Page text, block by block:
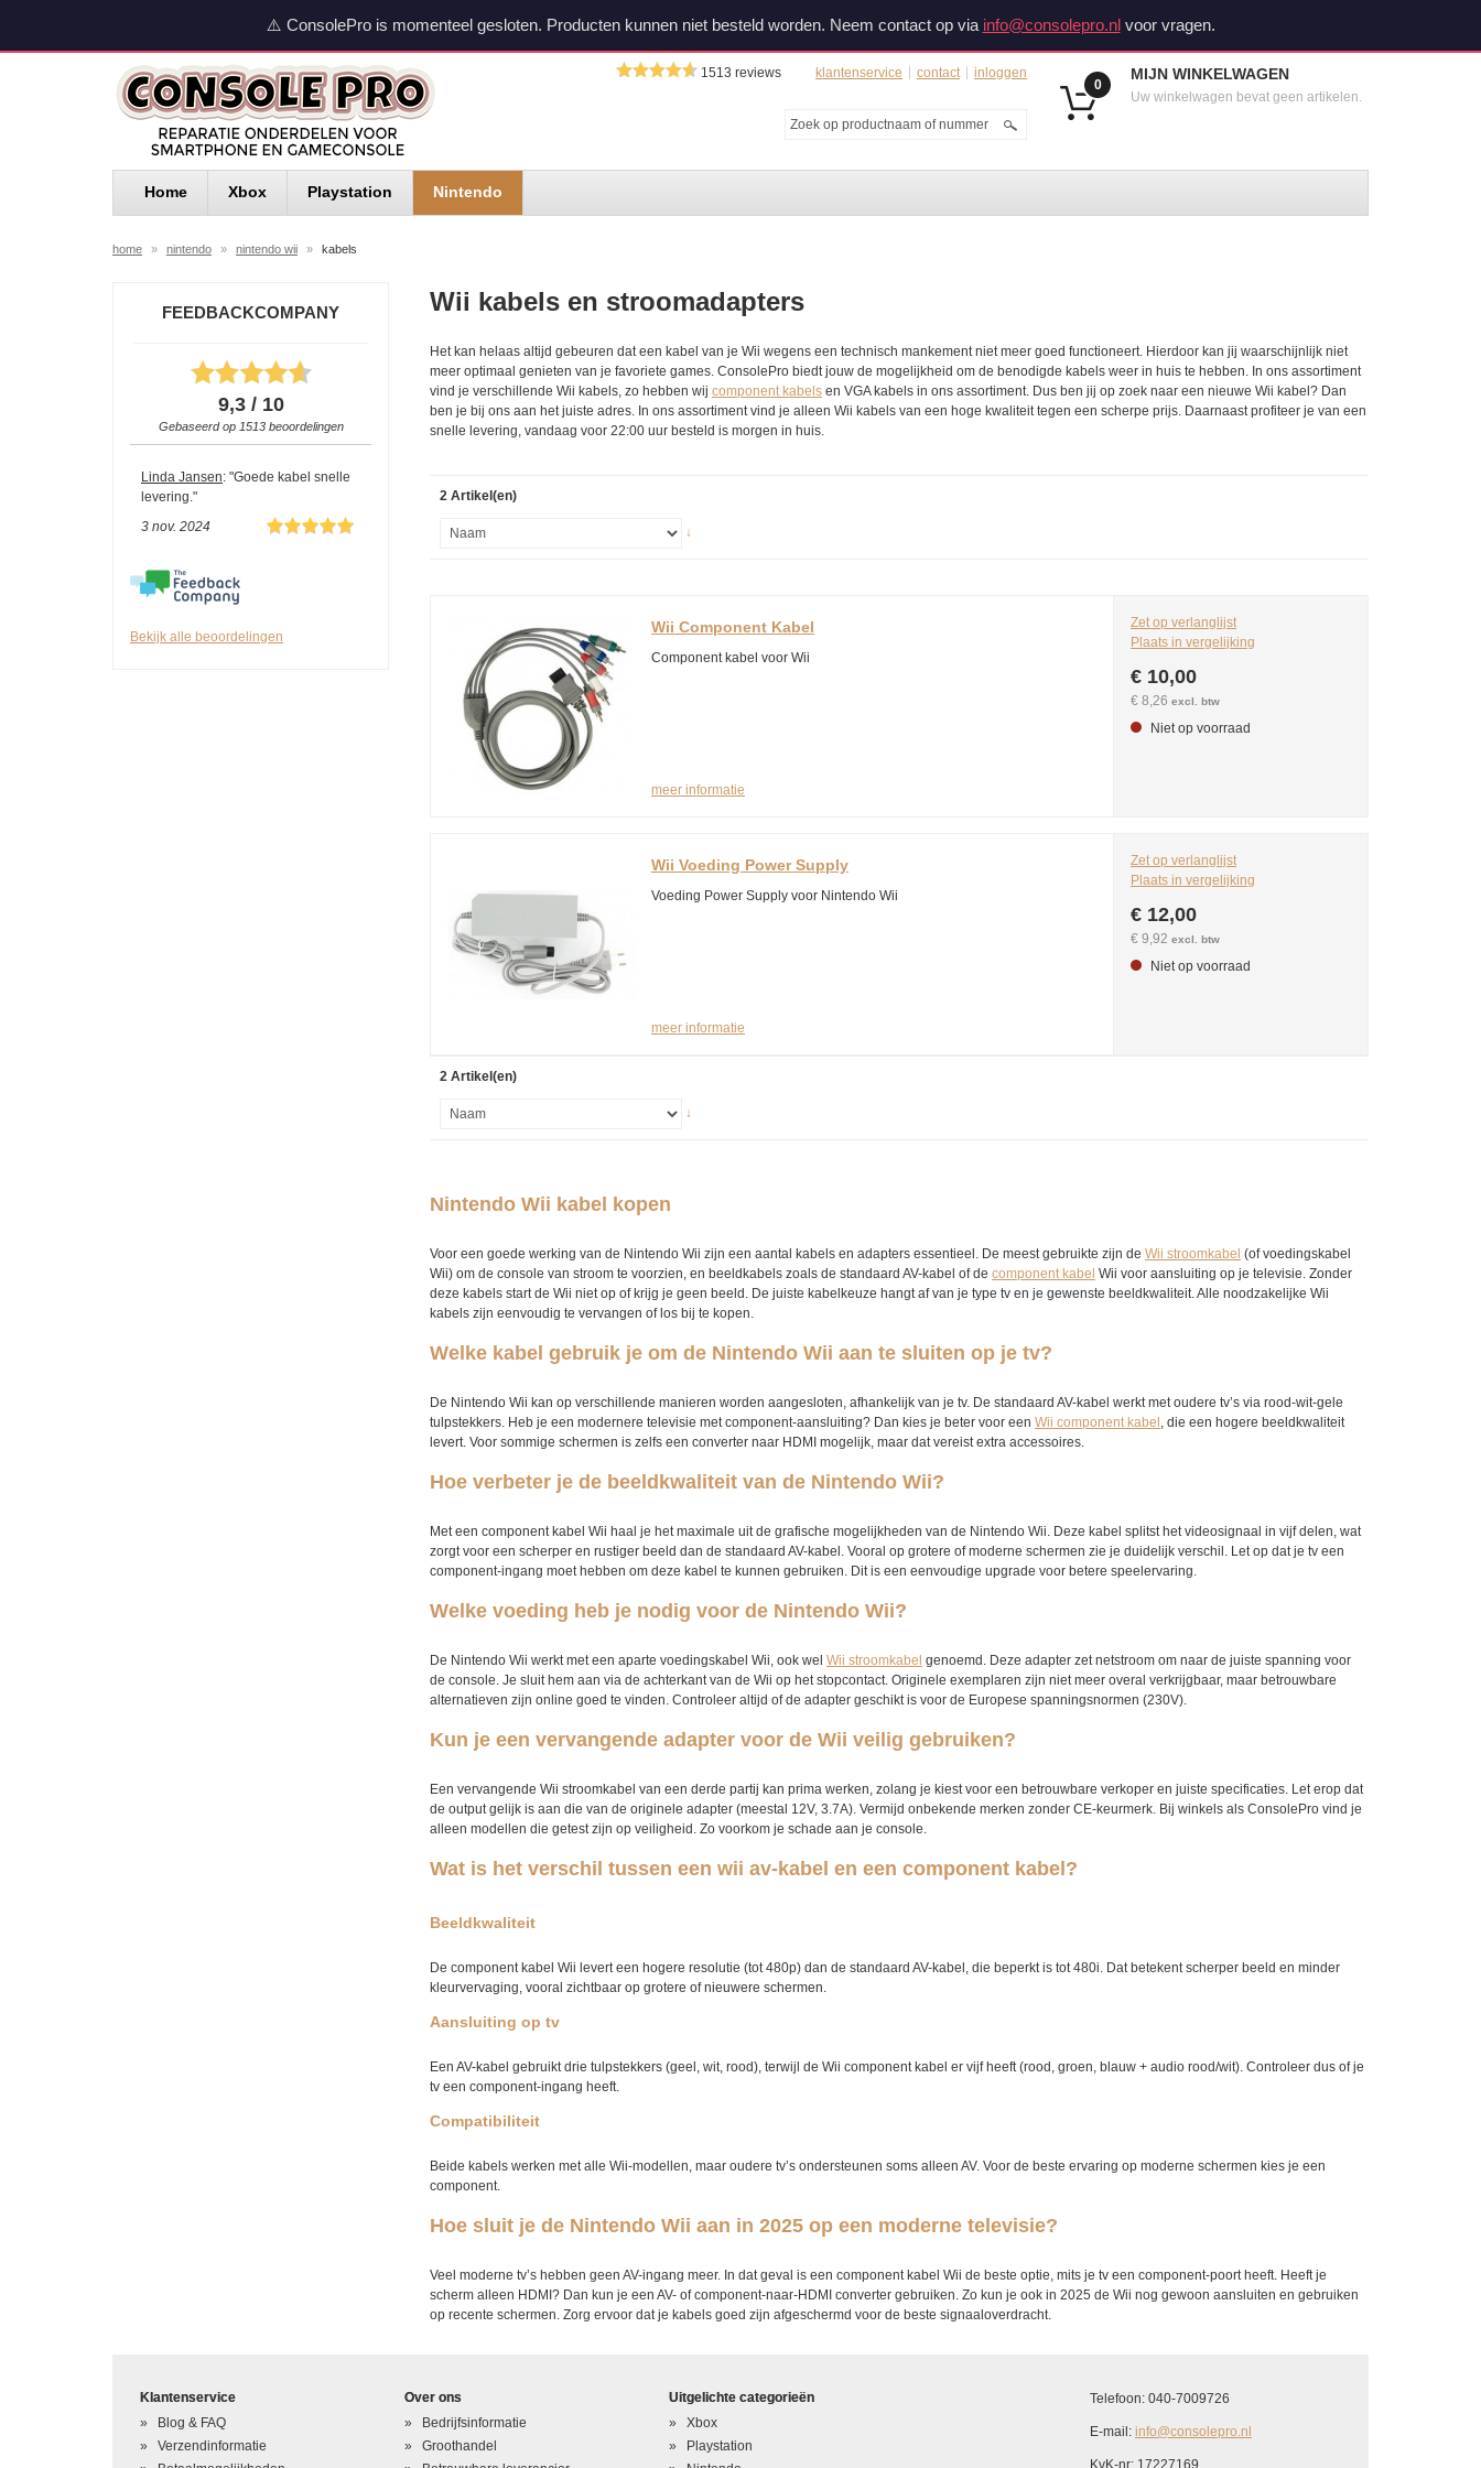
⚠️ ConsolePro is momenteel gesloten. Producten kunnen niet besteld worden. Neem contact op via info@consolepro.nlvoor vragen.
klantenservice contact inloggen
1513 reviews
0
MIJN WINKELWAGEN
Uw winkelwagen bevat geen artikelen.
Home Xbox Playstation Nintendo
home » nintendo » nintendo wii » kabels
FEEDBACKCOMPANY
9,3 / 10
Gebaseerd op 1513beoordelingen
Linda Jansen: "Goede kabel snelle
levering."
3 nov. 2024
Bekijk alle beoordelingen
Wii kabels en stroomadapters
Het kan helaas altijd gebeuren dat een kabel van je Wii wegens een technisch mankement niet meer goed functioneert. Hierdoor kan jij waarschijnlijk niet
meer optimaal genieten van je favoriete games. ConsolePro biedt jouw de mogelijkheid om de benodigde kabels weer in huis te hebben. In ons assortiment
vind je verschillende Wii kabels, zo hebben wij component kabels en VGA kabels in ons assortiment. Dus ben jij op zoek naar een nieuwe Wii kabel? Dan
ben je bij ons aan het juiste adres. In ons assortiment vind je alleen Wii kabels van een hoge kwaliteit tegen een scherpe prijs. Daarnaast profiteer je van een
snelle levering, vandaag voor 22:00 uur besteld is morgen in huis.
2 Artikel(en)
↓
Wii Component Kabel
Component kabel voor Wii
meer informatie
Zet op verlanglijst
Plaats in vergelijking
€ 10,00
€ 8,26 excl. btw
Niet op voorraad
Wii Voeding Power Supply
Voeding Power Supply voor Nintendo Wii
meer informatie
Zet op verlanglijst
Plaats in vergelijking
€ 12,00
€ 9,92 excl. btw
Niet op voorraad
2 Artikel(en)
↓
Nintendo Wii kabel kopen
Voor een goede werking van de Nintendo Wii zijn een aantal kabels en adapters essentieel. De meest gebruikte zijn de Wii stroomkabel (of voedingskabel
Wii) om de console van stroom te voorzien, en beeldkabels zoals de standaard AV-kabel of de component kabel Wii voor aansluiting op je televisie. Zonder
deze kabels start de Wii niet op of krijg je geen beeld. De juiste kabelkeuze hangt af van je type tv en je gewenste beeldkwaliteit. Alle noodzakelijke Wii
kabels zijn eenvoudig te vervangen of los bij te kopen.
Welke kabel gebruik je om de Nintendo Wii aan te sluiten op je tv?
De Nintendo Wii kan op verschillende manieren worden aangesloten, afhankelijk van je tv. De standaard AV-kabel werkt met oudere tv’s via rood-wit-gele
tulpstekkers. Heb je een modernere televisie met component-aansluiting? Dan kies je beter voor een Wii component kabel , die een hogere beeldkwaliteit
levert. Voor sommige schermen is zelfs een converter naar HDMI mogelijk, maar dat vereist extra accessoires.
Hoe verbeter je de beeldkwaliteit van de Nintendo Wii?
Met een component kabel Wii haal je het maximale uit de grafische mogelijkheden van de Nintendo Wii. Deze kabel splitst het videosignaal in vijf delen, wat
zorgt voor een scherper en rustiger beeld dan de standaard AV-kabel. Vooral op grotere of moderne schermen zie je duidelijk verschil. Let op dat je tv een
component-ingang moet hebben om deze kabel te kunnen gebruiken. Dit is een eenvoudige upgrade voor betere speelervaring.
Welke voeding heb je nodig voor de Nintendo Wii?
De Nintendo Wii werkt met een aparte voedingskabel Wii, ook wel Wii stroomkabel genoemd. Deze adapter zet netstroom om naar de juiste spanning voor
de console. Je sluit hem aan via de achterkant van de Wii op het stopcontact. Originele exemplaren zijn niet meer overal verkrijgbaar, maar betrouwbare
alternatieven zijn online goed te vinden. Controleer altijd of de adapter geschikt is voor de Europese spanningsnormen (230V).
Kun je een vervangende adapter voor de Wii veilig gebruiken?
Een vervangende Wii stroomkabel van een derde partij kan prima werken, zolang je kiest voor een betrouwbare verkoper en juiste specificaties. Let erop dat
de output gelijk is aan die van de originele adapter (meestal 12V, 3.7A). Vermijd onbekende merken zonder CE-keurmerk. Bij winkels als ConsolePro vind je
alleen modellen die getest zijn op veiligheid. Zo voorkom je schade aan je console.
Wat is het verschil tussen een wii av-kabel en een component kabel?
Beeldkwaliteit
De component kabel Wii levert een hogere resolutie (tot 480p) dan de standaard AV-kabel, die beperkt is tot 480i. Dat betekent scherper beeld en minder
kleurvervaging, vooral zichtbaar op grotere of nieuwere schermen.
Aansluiting op tv
Een AV-kabel gebruikt drie tulpstekkers (geel, wit, rood), terwijl de Wii component kabel er vijf heeft (rood, groen, blauw + audio rood/wit). Controleer dus of je
tv een component-ingang heeft.
Compatibiliteit
Beide kabels werken met alle Wii-modellen, maar oudere tv’s ondersteunen soms alleen AV. Voor de beste ervaring op moderne schermen kies je een
component.
Hoe sluit je de Nintendo Wii aan in 2025 op een moderne televisie?
Veel moderne tv’s hebben geen AV-ingang meer. In dat geval is een component kabel Wii de beste optie, mits je tv een component-poort heeft. Heeft je
scherm alleen HDMI? Dan kun je een AV- of component-naar-HDMI converter gebruiken. Zo kun je ook in 2025 de Wii nog gewoon aansluiten en gebruiken
op recente schermen. Zorg ervoor dat je kabels goed zijn afgeschermd voor de beste signaaloverdracht.
Telefoon: 040-7009726
E-mail: info@consolepro.nl
KvK-nr: 17227169
Klantenservice
Blog & FAQ
Verzendinformatie
Over ons
Bedrijfsinformatie
Groothandel
Uitgelichte categorieën
Xbox
Playstation